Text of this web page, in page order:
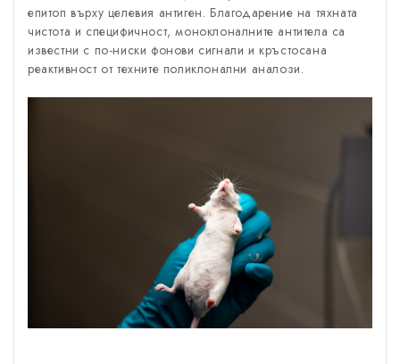
епитоп върху целевия антиген. Благодарение на тяхната
чистота и специфичност, моноклоналните антитела са
известни с по-ниски фонови сигнали и кръстосана
реактивност от техните поликлонални аналози.